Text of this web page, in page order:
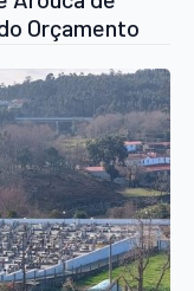
Orçamento